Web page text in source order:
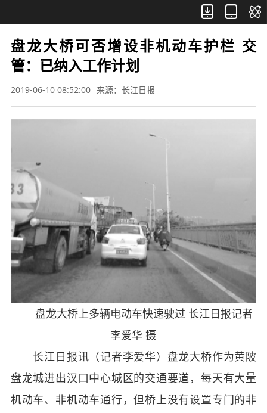



盘龙大桥可否增设非机动车护栏 交
管：已纳入工作计划
2019-06-10 08:52:00 来源：长江日报
盘龙大桥上多辆电动车快速驶过 长江日报记者
李爱华 摄
长江日报讯（记者李爱华）盘龙大桥作为黄陂
盘龙城进出汉口中心城区的交通要道，每天有大量
机动车、非机动车通行，但桥上没有设置专门的非